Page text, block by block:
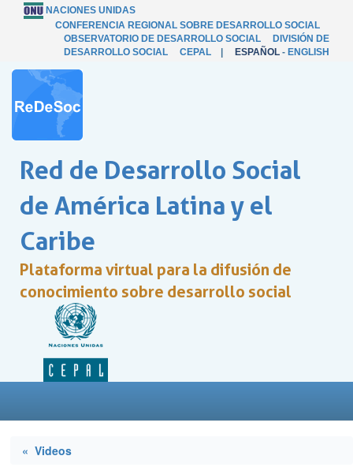
NACIONES UNIDAS
CONFERENCIA REGIONAL SOBRE DESARROLLO SOCIAL
OBSERVATORIO DE DESARROLLO SOCIAL
DIVISIÓN DE
DESARROLLO SOCIAL
CEPAL ESPAÑOL - ENGLISH
Red de Desarrollo Social
de América Latina y el
Caribe
Plataforma virtual para la difusión de
conocimiento sobre desarrollo social
« Videos